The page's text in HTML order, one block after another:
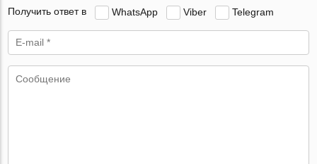
Получить ответ в WhatsApp Viber Telegram